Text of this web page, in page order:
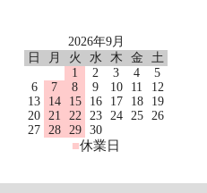
2026年9月
日
月 火 水 木 金
土
1
2 3 4
5
6
7 8 9 10 11
12
13
14 15 16 17 18
19
20 21 22 23 24 25
26
27 28 29 30
■休業日